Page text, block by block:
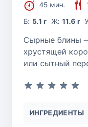
45 мин.
Б: 5.1 г Ж: 11.6 г
Сырные блины
хрустящей
или сытный
ИНГРЕДИЕНТЫ